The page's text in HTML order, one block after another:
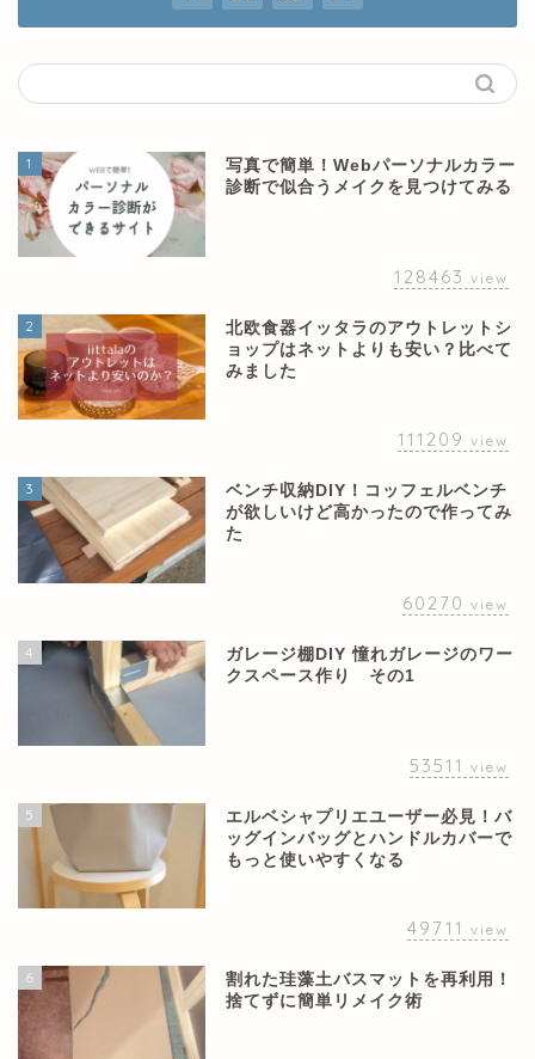
1
写真で簡単！Webパーソナルカラー
診断で似合うメイクを見つけてみる
128463 view
2
北欧食器イッタラのアウトレットシ
ョップはネットよりも安い？比べて
みました
111209 view
3
ベンチ収納DIY！コッフェルベンチ
が欲しいけど高かったので作ってみ
た
60270 view
4
ガレージ棚DIY 憧れガレージのワー
クスペース作り その1
53511 view
5
エルベシャプリエユーザー必見！バ
ッグインバッグとハンドルカバーで
もっと使いやすくなる
49711 view
6
割れた珪藻土バスマットを再利用！
捨てずに簡単リメイク術